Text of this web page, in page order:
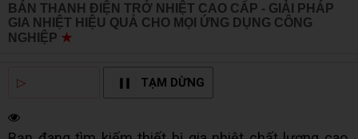
BÁN THANH ĐIỆN TRỞ NHIỆT CAO CẤP - GIẢI PHÁP
GIA NHIỆT HIỆU QUẢ CHO MỌI ỨNG DỤNG CÔNG
NGHIỆP ★
▷ TẠM DỪNG